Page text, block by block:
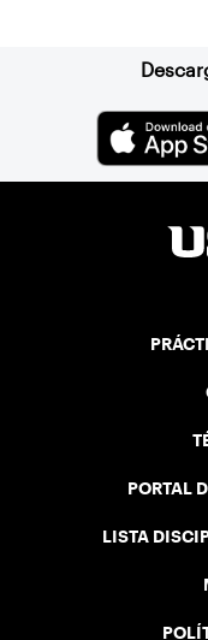
PORTAL
LISTA